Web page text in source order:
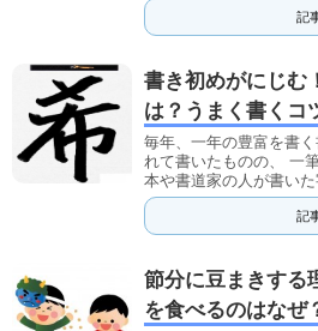
記
書き初めがにじむ
は？うまく書くコ
毎年、一年の豊富を書
れて書いたものの、 一
本や書道家の人が書い
記
節分に豆まきする
を食べるのはなぜ